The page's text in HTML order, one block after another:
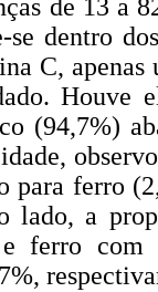
de 13 a
dentro
C,
Houve
(94,7%)
para ferro
lado, a
ferro com